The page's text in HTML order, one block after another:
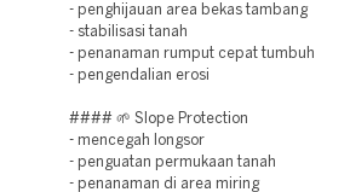
- penghijauan area bekas tambang
- stabilisasi tanah
- penanaman rumput cepat tumbuh
- pengendalian erosi
#### 🌱 Slope Protection
- mencegah longsor
- penguatan permukaan tanah
- penanaman di area miring